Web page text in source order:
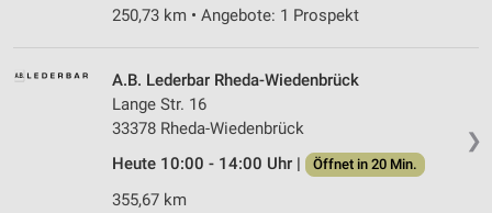
250,73 km • Angebote: 1 Prospekt
❯
A.B. Lederbar Rheda-Wiedenbrück
Lange Str. 16
33378 Rheda-Wiedenbrück
Heute 10:00 - 14:00 Uhr |
Öffnet in 20 Min.
355,67 km